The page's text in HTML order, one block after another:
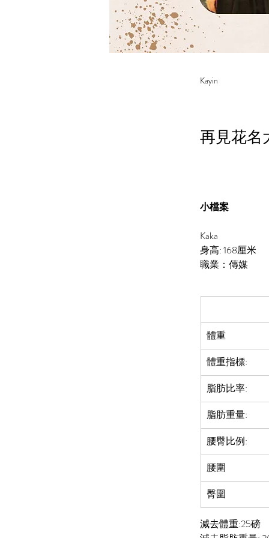
Kayin
再見花名
小檔案
Kaka
身高: 168厘米
職業：傳媒
體重
體重指標:
脂肪比率:
脂肪重量:
腰臀比例:
腰圍
臀圍
減去體重:25磅